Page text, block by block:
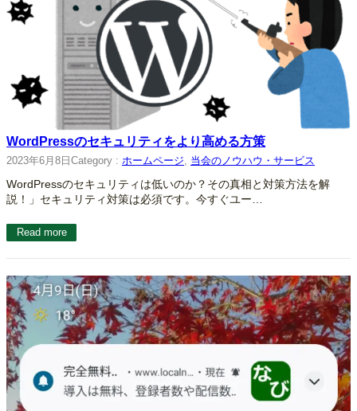
WordPressのセキュリティをより高める方策
2023年6月8日 Category : ホームページ, 当会のノウハウ・サービス
WordPressのセキュリティは低いのか？その真相と対策方法を解
説！」セキュリティ対策は必須です。今すぐユー…
Read more